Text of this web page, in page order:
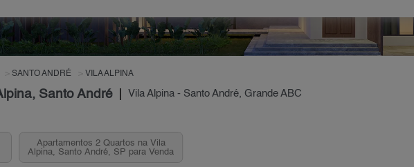
SANTO ANDRÉ VILA ALPINA
Santo André Vila Alpina - Santo André, Grande ABC
Apartamentos 2 Quartos na Vila
Alpina, Santo André, SP para Venda